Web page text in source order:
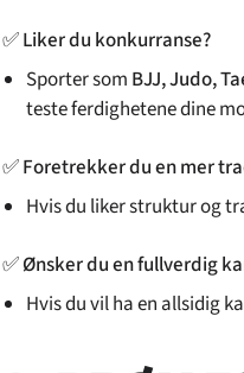
✅Liker du konkurranse?
Sporter som BJJ, Judo,
teste ferdighetene dine
✅Foretrekker du en mer
Hvis du liker struktur og
✅Ønsker du en fullverdig
Hvis du vil ha en allsidig